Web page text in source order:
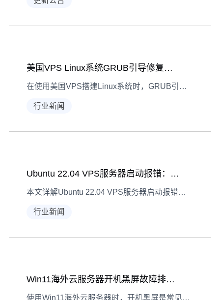
美国VPS Linux系统GRUB引导修复实战教程
在使用美国VPS搭建Linux系统时，GRUB引导故障是常见启动问题。本文结合实际场景，详细讲解GRUB引导故障的现象识别、诊断方法及修复步骤，帮助用户快速解决系统无法启动问题。
行业新闻
Ubuntu 22.04 VPS服务器启动报错：内核参数调整指南
本文详解Ubuntu 22.04 VPS服务器启动报错的现象识别、诊断方法及内核参数调整方案，助力快速恢复系统稳定。
行业新闻
Win11海外云服务器开机黑屏故障排查实录
使用Win11海外云服务器时，开机黑屏是常见棘手问题。本文按现象-诊断-解决逻辑，详细解析故障排查步骤与应对策略，助你高效解决黑屏困扰。